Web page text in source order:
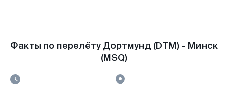
Факты по перелёту Дортмунд (DTM) - Минск
(MSQ)